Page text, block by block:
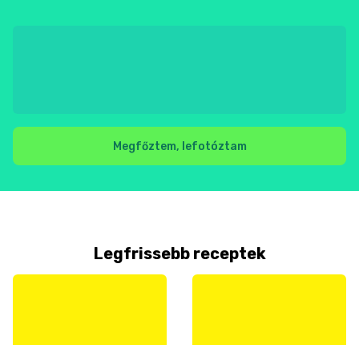
Megfőztem, lefotóztam
Legfrissebb receptek